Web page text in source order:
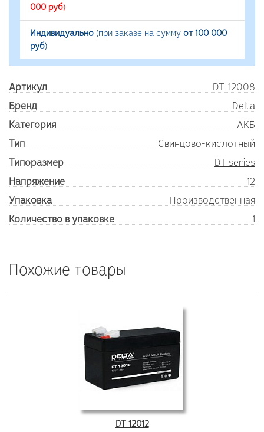
000 руб)
Индивидуально (при заказе на сумму от 100 000
руб)
Артикул
DT-12008
Бренд
Delta
Категория
АКБ
Тип
Свинцово-кислотный
Типоразмер
DT series
Напряжение
12
Упаковка
Производственная
Количество в упаковке
1
Похожие товары
DT 12012